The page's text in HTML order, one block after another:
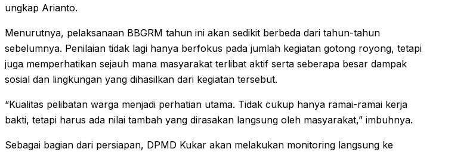
ungkap Arianto.
Menurutnya, pelaksanaan BBGRM tahun ini akan sedikit berbeda dari tahun-tahun
sebelumnya. Penilaian tidak lagi hanya berfokus pada jumlah kegiatan gotong royong, tetapi
juga memperhatikan sejauh mana masyarakat terlibat aktif serta seberapa besar dampak
sosial dan lingkungan yang dihasilkan dari kegiatan tersebut.
“Kualitas pelibatan warga menjadi perhatian utama. Tidak cukup hanya ramai-ramai kerja
bakti, tetapi harus ada nilai tambah yang dirasakan langsung oleh masyarakat,” imbuhnya.
Sebagai bagian dari persiapan, DPMD Kukar akan melakukan monitoring langsung ke